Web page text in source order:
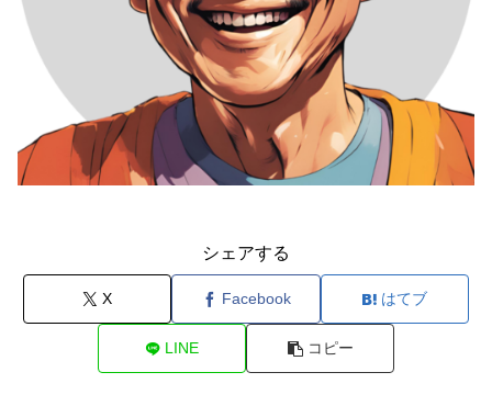
シェアする
X Facebook はてブ
LINE コピー